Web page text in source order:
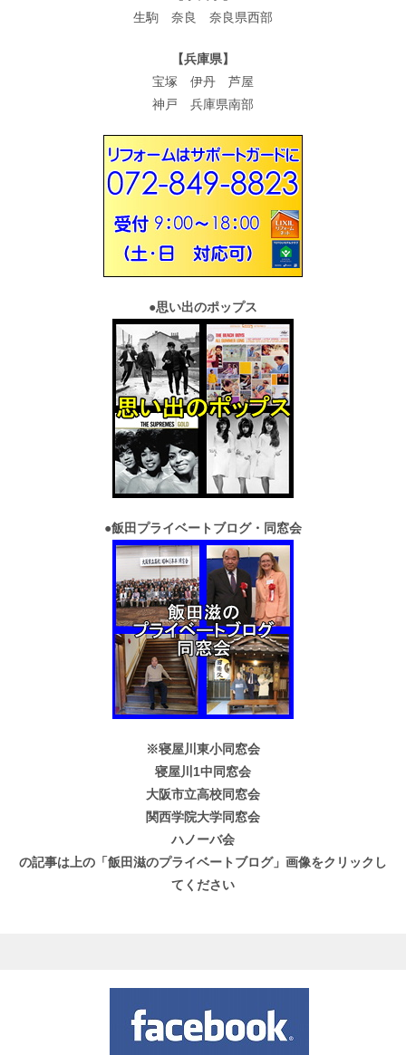
生駒 奈良 奈良県西部
【兵庫県】
宝塚 伊丹 芦屋
神戸 兵庫県南部
●思い出のポップス
●飯田プライベートブログ・同窓会
※寝屋川東小同窓会
寝屋川1中同窓会
大阪市立高校同窓会
関西学院大学同窓会
ハノーバ会
の記事は上の「飯田滋のプライベートブログ」画像をクリックし
てください